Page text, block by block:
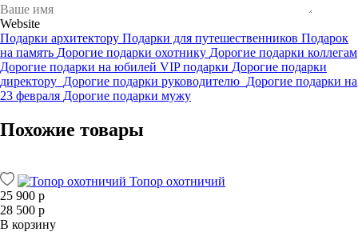
Website
Подарки архитектору Подарки для путешественников Подарок
на память Дорогие подарки охотнику Дорогие подарки коллегам
Дорогие подарки на юбилей VIP подарки Дорогие подарки
директору Дорогие подарки руководителю Дорогие подарки на
23 февраля Дорогие подарки мужу
Похожие товары
Топор охотничий
25 900 р
28 500 р
В корзину